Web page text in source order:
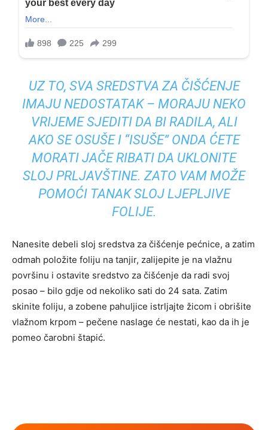
UZ TO, SVA SREDSTVA ZA ČIŠĆENJE
IMAJU NEDOSTATAK – MORAJU NEKO
VRIJEME SJEDITI DA BI RADILA, ALI
AKO SE OSUŠE I “ISUŠE” ONDA ĆETE
MORATI JAČE RIBATI DA UKLONITE
SLOJ PRLJAVŠTINE. ZATO VAM MOŽE
POMOĆI TANAK SLOJ LJEPLJIVE
FOLIJE.
Nanesite debeli sloj sredstva za čišćenje pećnice, a zatim
odmah položite foliju na tanjir, zalijepite je na vlažnu
površinu i ostavite sredstvo za čišćenje da radi svoj
posao – bilo gdje od nekoliko sati do 24 sata. Zatim
skinite foliju, a zobene pahuljice istrljajte žicom i obrišite
vlažnom krpom – pečene naslage će nestati, kao da ih je
pomeo čarobni štapić.